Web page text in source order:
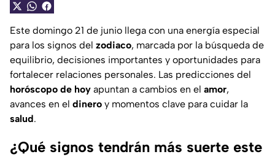
Este domingo 21 de junio llega con una energía especial
para los signos del zodiaco, marcada por la búsqueda de
equilibrio, decisiones importantes y oportunidades para
fortalecer relaciones personales. Las predicciones del
horóscopo de hoy apuntan a cambios en el amor,
avances en el dinero y momentos clave para cuidar la
salud.
¿Qué signos tendrán más suerte este